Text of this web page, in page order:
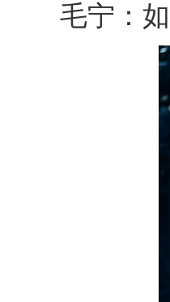
毛宁：